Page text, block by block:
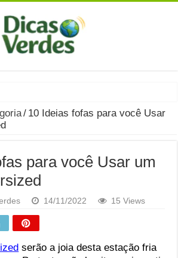
Pastrami? Saiba Quando o Consumo é
Economia Circular?
Isabella Nardoni : O que Diz a
picles e alimentos em conserva durante
Ceviche? Entenda os riscos na gravidez
Hélio: Revelação, Paz e a Lei do
/ 10 Ideias fofas para você Usar
para você Usar um
14/11/2022 15 Views
serão a joia desta estação fria